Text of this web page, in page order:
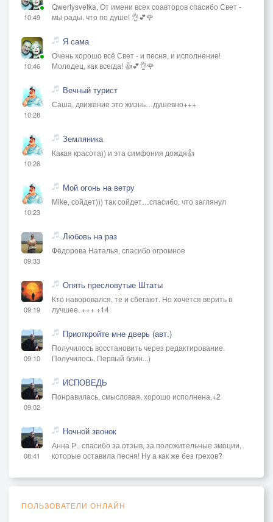
10:49
Qwertysvetka, От имени всех соавторов спасибо Свет -
мы рады, что по душе! 👌💕🌹
10:46
Я сама
Очень хорошо всё Свет - и песня, и исполнение!
Молодец, как всегда! 👍💕👌🌹
10:28
Вечный турист
Саша, движение это жизнь…душевно+++
10:26
Земляника
Какая красота)) и эта симфония дождя👍
10:23
Мой огонь на ветру
Mike, сойдет))) так сойдет…спасибо, что заглянул
09:33
Любовь на раз
Фёдорова Наталья, спасибо огромное
09:19
Опять пресловутые Штаты
Кто наворовался, те и сбегают. Но хочется верить в
лучшее. +++ +14
09:10
Приоткройте мне дверь (авт.)
Получилось восстановить через редактирование.
Получилось. Первый блин...)
09:02
ИСПОВЕДЬ
Понравилась, смысловая, хорошо исполнена.+2
08:41
Ночной звонок
Анна Р., спасибо за отзыв, за положительные эмоции,
которые оставила песня! Ну а как же без грехов?
ПОЛЬЗОВАТЕЛИ ОНЛАЙН